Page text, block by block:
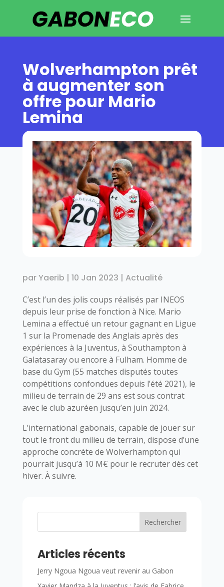
Wolverhampton prêt
à augmenter son
offre pour Mario
Lemina
parYaerib | 10 Jan 2023 | Actualité
C’est l’un des jolis coups réalisés par INEOS
depuis leur prise de fonction à Nice. Mario
Lemina a effectué un retour gagnant en Ligue
1 sur la Promenade des Anglais après des
expériences à la Juventus, à Southampton à
Galatasaray ou encore à Fulham. Homme de
base du Gym (55 matches disputés toutes
compétitions confondues depuis l’été 2021), le
milieu de terrain de 29 ans est sous contrat
avec le club azuréen jusqu’en juin 2024.
L’international gabonais, capable de jouer sur
tout le front du milieu de terrain, dispose d’une
approche concrète de Wolverhampton qui
pourrait jusqu’à 10 M€ pour le recruter dès cet
hiver. À suivre.
Rechercher
Articles récents
Jerry Ngoua Ngoua veut revenir au Gabon